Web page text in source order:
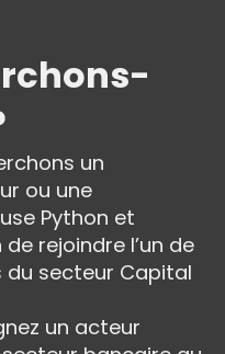
un
ou une
Python et
rejoindre l’un de
du secteur Capital
un acteur